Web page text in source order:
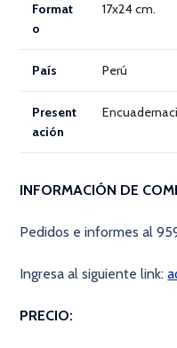
Format
o
17x24 cm.
País Perú
Present
ación
INFORMACIÓN DE
Pedidos e informes al
Ingresa al siguiente link:
PRECIO: